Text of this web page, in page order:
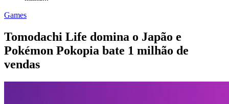
Games
Tomodachi Life domina o Japão e
Pokémon Pokopia bate 1 milhão de
vendas